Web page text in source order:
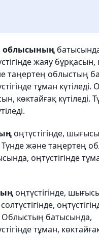
облысының
жаяу
таңертең облыстың
тұман күтіледі.
көктайғақ күтіледі.
оңтүстігінде,
Түнде және таңертең
оңтүстігінде
оңтүстігінде,
Облыстың батысында,
тұман,